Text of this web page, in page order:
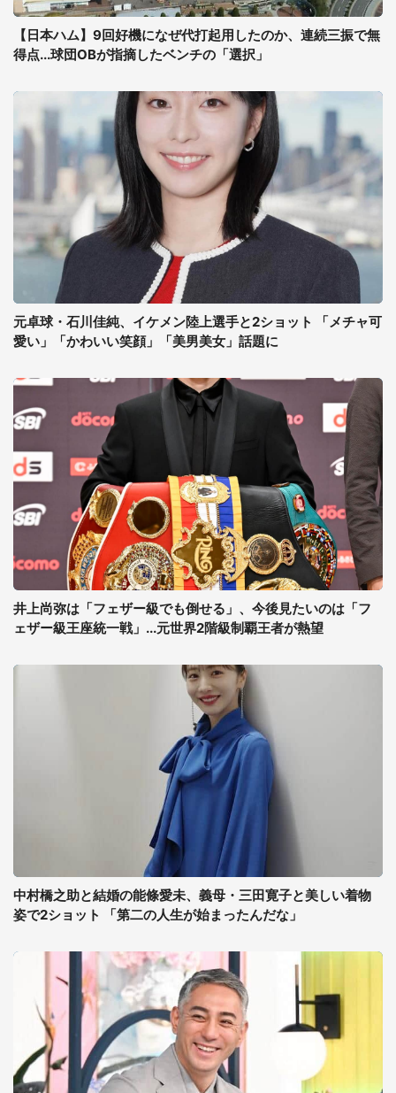
【日本ハム】9回好機になぜ代打起用したのか、連続三振で無
得点...球団OBが指摘したベンチの「選択」
元卓球・石川佳純、イケメン陸上選手と2ショット 「メチャ可
愛い」「かわいい笑顔」「美男美女」話題に
井上尚弥は「フェザー級でも倒せる」、今後見たいのは「フ
ェザー級王座統一戦」...元世界2階級制覇王者が熱望
中村橋之助と結婚の能條愛未、義母・三田寛子と美しい着物
姿で2ショット 「第二の人生が始まったんだな」